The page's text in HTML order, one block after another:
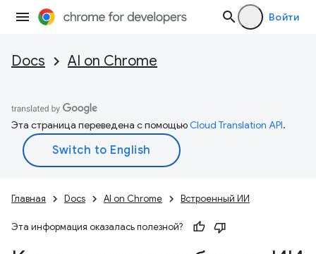
Войти
Docs AI on Chrome
Эта страница переведена с помощьюCloud Translation API.
Главная Docs AI on Chrome Встроенный ИИ
Эта информация оказалась полезной?